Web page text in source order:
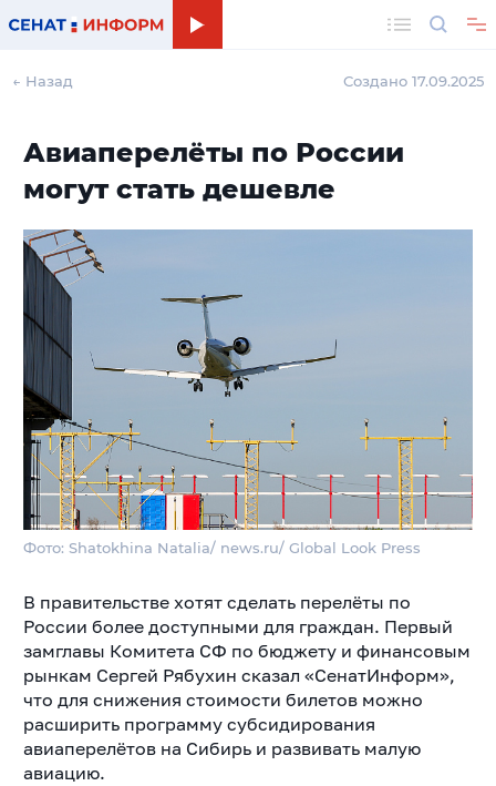
← Назад Создано 17.09.2025
Авиаперелёты по России
могут стать дешевле
Фото: Shatokhina Natalia/ news.ru/ Global Look Press
В правительстве хотят сделать перелёты по
России более доступными для граждан. Первый
замглавы Комитета СФ по бюджету и финансовым
рынкам Сергей Рябухин сказал «СенатИнформ»,
что для снижения стоимости билетов можно
расширить программу субсидирования
авиаперелётов на Сибирь и развивать малую
авиацию.